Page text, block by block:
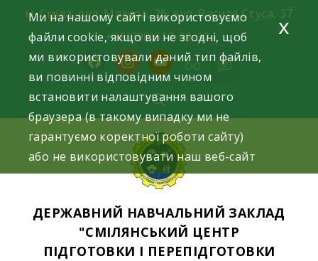
content
м. Сміла, вул. Мазура, 26; вул. Василя Стуса, 37
+38(098)612-69-32.
facebookinstagram
youtube
ДЕРЖАВНИЙ НАВЧАЛЬНИЙ ЗАКЛАД
"СМІЛЯНСЬКИЙ ЦЕНТР
ПІДГОТОВКИ І ПЕРЕПІДГОТОВКИ
Ми на нашому сайті використовуємо
файли cookie, якщо ви не згодні, щоб
ми використовували даний тип файлів,
ви повинні відповідним чином
встановити налаштування вашого
браузера (в такому випадку ми не
гарантуємо коректної роботи сайту)
або не використовувати наш веб-сайт
x